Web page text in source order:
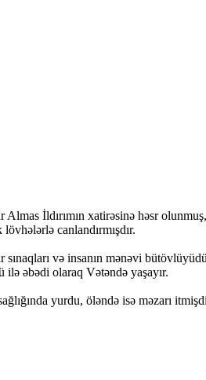
İldırımın xatirəsinə həsr
canlandırmışdır.
və insanın mənəvi
əbədi olaraq Vətəndə yaşayır.
yurdu, öləndə isə məzarı